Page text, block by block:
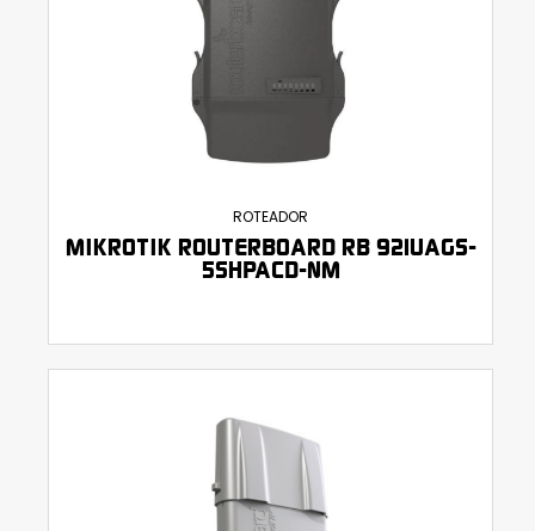
ROTEADOR
MIKROTIK ROUTERBOARD RB 921UAGS-
5SHPACD-NM